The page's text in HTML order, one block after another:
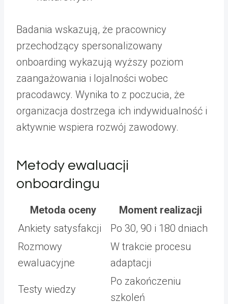
Badania wskazują, że pracownicy
przechodzący spersonalizowany
onboarding wykazują wyższy poziom
zaangażowania i lojalności wobec
pracodawcy. Wynika to z poczucia, że
organizacja dostrzega ich indywidualność i
aktywnie wspiera rozwój zawodowy.
Metody ewaluacji
onboardingu
Metoda oceny
Moment realizacji
Ankiety satysfakcji
Po 30, 90 i 180 dniach
Rozmowy
ewaluacyjne
W trakcie procesu
adaptacji
Testy wiedzy
Po zakończeniu
szkoleń